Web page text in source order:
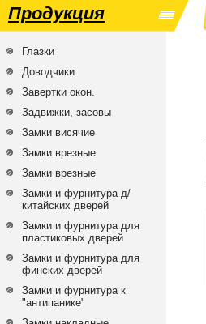
Продукция
Глазки
Доводчики
Завертки окон.
Задвижки, засовы
Замки висячие
Замки врезные
Замки врезные
Замки и фурнитура д/
китайских дверей
Замки и фурнитура для
пластиковых дверей
Замки и фурнитура для
финских дверей
Замки и фурнитура к
"антипанике"